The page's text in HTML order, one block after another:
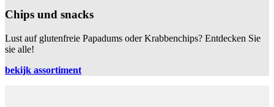
Chips und snacks
Lust auf glutenfreie Papadums oder Krabbenchips? Entdecken Sie
sie alle!
bekijk assortiment